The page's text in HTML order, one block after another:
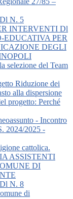
N. 5
INTERVENTI Dl
EDUCATIVA PER
DEGLI
selezione del Team
Riduzione dei
alla dispersione
progetto: Perché
- Incontro
2024/2025 -
cattolica.
ASSISTENTI
DI
N. 8
di